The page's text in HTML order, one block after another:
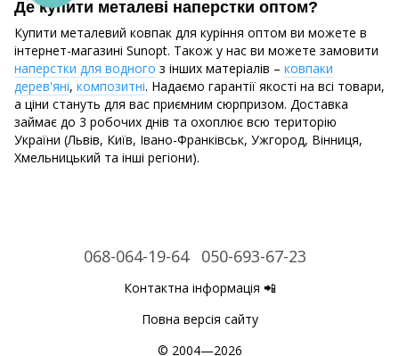
Де купити металеві наперстки оптом?
Купити металевий ковпак для куріння оптом ви можете в
інтернет-магазині Sunopt. Також у нас ви можете замовити
наперстки для водного з інших матеріалів – ковпаки
дерев'яні, композитні. Надаємо гарантії якості на всі товари,
а ціни стануть для вас приємним сюрпризом. Доставка
займає до 3 робочих днів та охоплює всю територію
України (Львів, Київ, Івано-Франківськ, Ужгород, Вінниця,
Хмельницький та інші регіони).
068-064-19-64 050-693-67-23
Контактна інформація 📲
Повна версія сайту
© 2004—2026